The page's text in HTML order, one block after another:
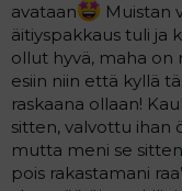
avataan
Muistan
äitiyspakkaus tuli ja
ollut hyvä, maha on
esiin niin että kyllä
raskaana ollaan!
sitten, valvottu ihan
mutta meni se
pois rakastamani